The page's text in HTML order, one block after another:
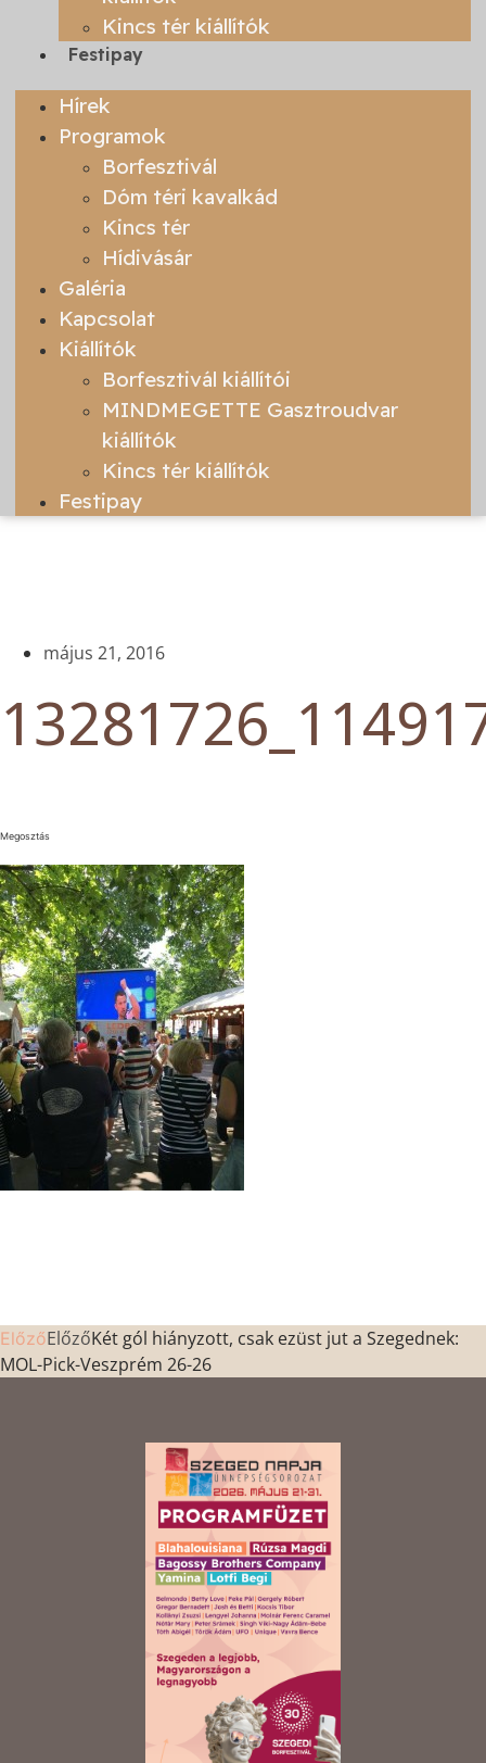
Kincs tér kiállítók
Festipay
Hírek
Programok
Borfesztivál
Dóm téri kavalkád
Kincs tér
Hídivásár
Galéria
Kapcsolat
Kiállítók
Borfesztivál kiállítói
MINDMEGETTE Gasztroudvar
kiállítók
Kincs tér kiállítók
Festipay
május 21, 2016
Megosztás
ElőzőElőzőKét gól hiányzott, csak ezüst jut a Szegednek:
MOL-Pick-Veszprém 26-26